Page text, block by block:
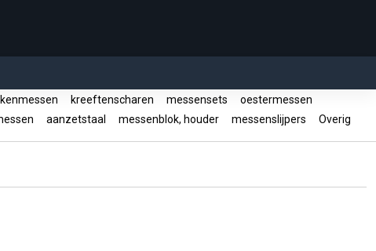
kreeftenscharen messensets
oestermessen
aanzetstaal messenblok, houder messenslijpers Overig